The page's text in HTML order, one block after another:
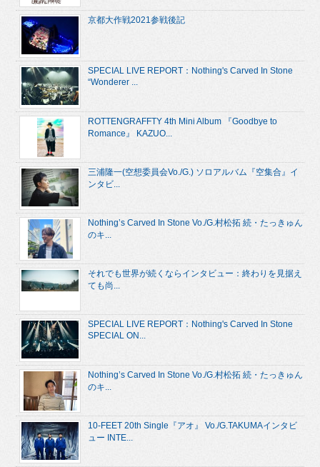
京都大作戦2021参戦後記
SPECIAL LIVE REPORT：Nothing's Carved In Stone
“Wonderer ...
ROTTENGRAFFTY 4th Mini Album 『Goodbye to
Romance』 KAZUO...
三浦隆一(空想委員会Vo./G.) ソロアルバム『空集合』イ
ンタビ...
Nothing’s Carved In Stone Vo./G.村松拓 続・たっきゅん
のキ...
それでも世界が続くならインタビュー：終わりを見据え
ても尚...
SPECIAL LIVE REPORT：Nothing's Carved In Stone
SPECIAL ON...
Nothing’s Carved In Stone Vo./G.村松拓 続・たっきゅん
のキ...
10-FEET 20th Single『アオ』 Vo./G.TAKUMAインタビ
ュー INTE...